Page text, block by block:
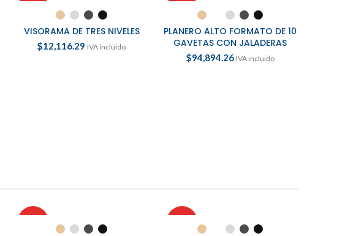
SELECCIONAR OPCIONES
VISORAMA DE TRES NIVELES
$12,116.29 IVA incluido
SELECCIONAR OPCIONES
PLANERO ALTO FORMATO DE 10
GAVETAS CON JALADERAS
$94,894.26 IVA incluido
SELECCIONAR OPCIONES SELECCIONAR OPCIONES